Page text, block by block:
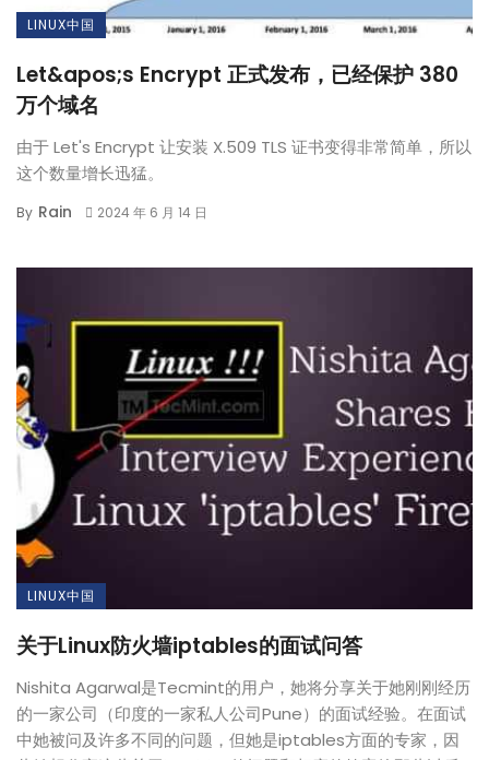
LINUX中国
Let&apos;s Encrypt 正式发布，已经保护 380
万个域名
由于 Let's Encrypt 让安装 X.509 TLS 证书变得非常简单，所以
这个数量增长迅猛。
By Rain 2024 年 6 月 14 日
LINUX中国
关于Linux防火墙iptables的面试问答
Nishita Agarwal是Tecmint的用户，她将分享关于她刚刚经历
的一家公司（印度的一家私人公司Pune）的面试经验。在面试
中她被问及许多不同的问题，但她是iptables方面的专家，因